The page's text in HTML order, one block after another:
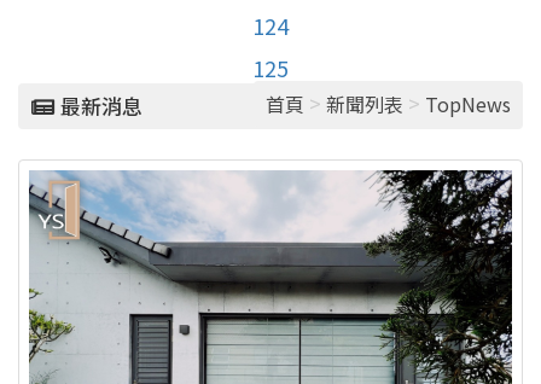
124
125
最新消息 首頁 > 新聞列表 > TopNews